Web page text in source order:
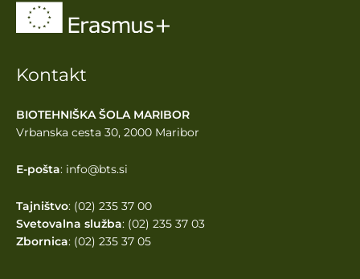
Kontakt
BIOTEHNIŠKA ŠOLA MARIBOR
Vrbanska cesta 30, 2000 Maribor
E-pošta: info@bts.si
Tajništvo: (02) 235 37 00
Svetovalna služba: (02) 235 37 03
Zbornica: (02) 235 37 05